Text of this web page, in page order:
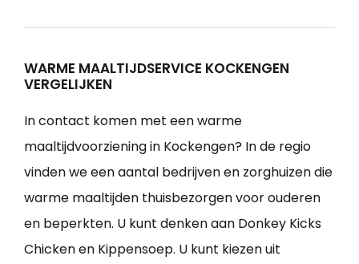
WARME MAALTIJDSERVICE KOCKENGEN
VERGELIJKEN
In contact komen met een warme
maaltijdvoorziening in Kockengen? In de regio
vinden we een aantal bedrijven en zorghuizen die
warme maaltijden thuisbezorgen voor ouderen
en beperkten. U kunt denken aan Donkey Kicks
Chicken en Kippensoep. U kunt kiezen uit